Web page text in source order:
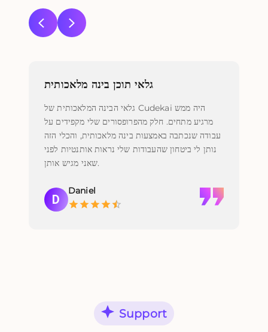
גלאי תוכן בינה מלאכותית
גלאי הבינה המלאכותית של Cudekai היה ממש
מרגיע מתחים. חלק מהפרופסורים שלי מקפידים על
עבודה שנכתבה באמצעות בינה מלאכותית, והכלי הזה
נותן לי ביטחון שהעבודות שלי נראות אותנטיות לפני
שאני מגיש אותן.
D
Daniel
Support